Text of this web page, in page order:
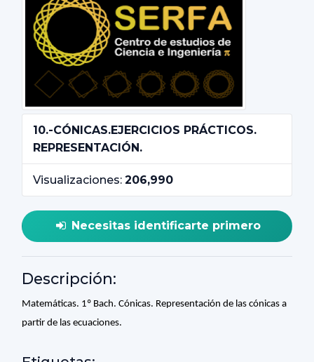
10.-CÓNICAS.EJERCICIOS PRÁCTICOS.
REPRESENTACIÓN.
Visualizaciones: 206,990
Necesitas identificarte primero
Descripción:
Matemáticas. 1º Bach. Cónicas. Representación de las cónicas a
partir de las ecuaciones.